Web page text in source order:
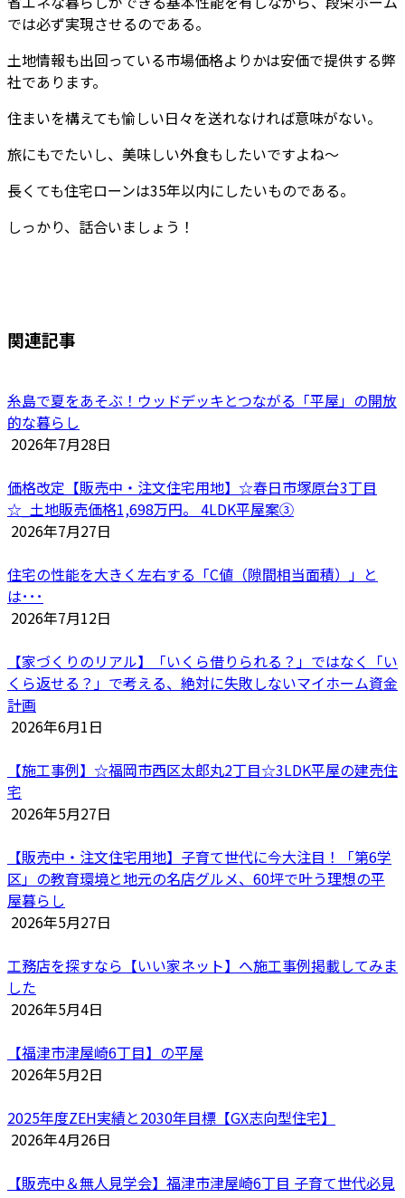
では必ず実現させるのである。
土地情報も出回っている市場価格よりかは安価で提供する弊
社であります。
住まいを構えても愉しい日々を送れなければ意味がない。
旅にもでたいし、美味しい外食もしたいですよね～
長くても住宅ローンは35年以内にしたいものである。
しっかり、話合いましょう！
関連記事
糸島で夏をあそぶ！ウッドデッキとつながる「平屋」の開放
的な暮らし
2026年7月28日
価格改定【販売中・注文住宅用地】☆春日市塚原台3丁目
☆_土地販売価格1,698万円。 4LDK平屋案③
2026年7月27日
住宅の性能を大きく左右する「C値（隙間相当面積）」と
は･･･
2026年7月12日
【家づくりのリアル】「いくら借りられる？」ではなく「い
くら返せる？」で考える、絶対に失敗しないマイホーム資金
計画
2026年6月1日
【施工事例】☆福岡市西区太郎丸2丁目☆3LDK平屋の建売住
宅
2026年5月27日
【販売中・注文住宅用地】子育て世代に今大注目！「第6学
区」の教育環境と地元の名店グルメ、60坪で叶う理想の平
屋暮らし
2026年5月27日
工務店を探すなら【いい家ネット】へ施工事例掲載してみま
した
2026年5月4日
【福津市津屋崎6丁目】の平屋
2026年5月2日
2025年度ZEH実績と2030年目標【GX志向型住宅】
2026年4月26日
【販売中＆無人見学会】福津市津屋崎6丁目 子育て世代必見